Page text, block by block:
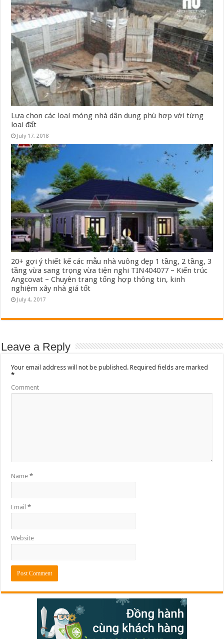
Lựa chọn các loại móng nhà dân dụng phù hợp với từng
loại đất
July 17, 2018
20+ gợi ý thiết kế các mẫu nhà vuông đẹp 1 tầng, 2 tầng, 3
tầng vừa sang trọng vừa tiện nghi TIN404077 – Kiến trúc
Angcovat – Chuyên trang tổng hợp thông tin, kinh
nghiệm xây nhà giá tốt
July 4, 2017
Leave a Reply
Your email address will not be published. Required fields are marked
*
Comment
Name*
Email*
Website